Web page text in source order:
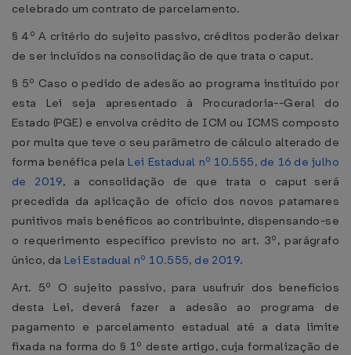
celebrado um contrato de parcelamento.
§ 4º A critério do sujeito passivo, créditos poderão deixar
de ser incluídos na consolidação de que trata o caput.
§ 5º Caso o pedido de adesão ao programa instituído por
esta Lei seja apresentado à Procuradoria--Geral do
Estado (PGE) e envolva crédito de ICM ou ICMS composto
por multa que teve o seu parâmetro de cálculo alterado de
forma benéfica pela Lei Estadual nº 10.555, de 16 de julho
de 2019, a consolidação de que trata o caput será
precedida da aplicação de ofício dos novos patamares
punitivos mais benéficos ao contribuinte, dispensando-se
o requerimento específico previsto no art. 3º, parágrafo
único, da Lei Estadual nº 10.555, de 2019.
Art. 5º O sujeito passivo, para usufruir dos benefícios
desta Lei, deverá fazer a adesão ao programa de
pagamento e parcelamento estadual até a data limite
fixada na forma do § 1º deste artigo, cuja formalização de